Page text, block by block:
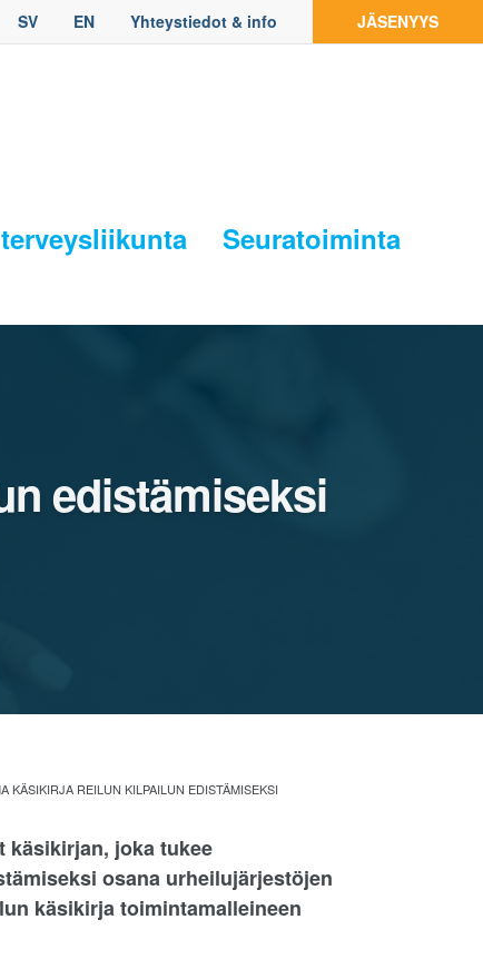
SV EN Yhteystiedot & info JÄSENYYS
Seuratoiminta
edistämiseksi
KÄSIKIRJA REILUN KILPAILUN EDISTÄMISEKSI
käsikirjan, joka tukee
osana urheilujärjestöjen
käsikirja toimintamalleineen